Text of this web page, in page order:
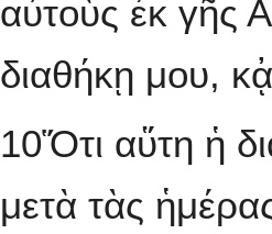
αὐτοὺς ἐκ γῆς
διαθήκῃ μου,
10Ὅτι αὕτη ἡ
μετὰ τὰς